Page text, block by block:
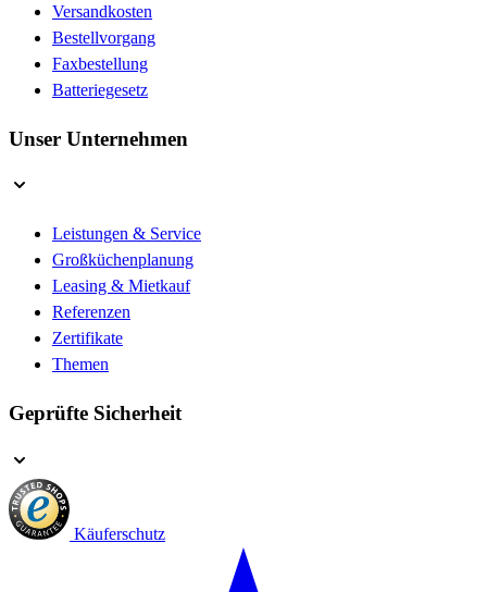
Versandkosten
Bestellvorgang
Faxbestellung
Batteriegesetz
Unser Unternehmen
Leistungen & Service
Großküchenplanung
Leasing & Mietkauf
Referenzen
Zertifikate
Themen
Geprüfte Sicherheit
Käuferschutz